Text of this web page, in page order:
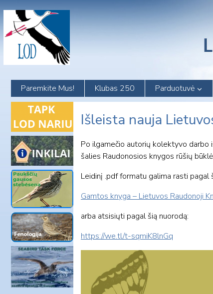
content
Paremkite Mus! Klubas 250 Parduotuvė
Išleista nauja
Po ilgamečio autorių kolektyvo
šalies Raudonosios knygos rūšių
Leidinį .pdf formatu galima rasti pagal
Gamtos knyga – Lietuvos Raudonoji
arba atsisiųti pagal šią nuorodą:
https://we.tl/t-sqmiK8lnGq